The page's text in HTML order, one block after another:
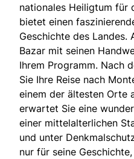
nationales Heiligtum für
bietet einen
Geschichte des
Bazar mit seinen
Ihrem Programm. Nach
Sie Ihre Reise nach
einem der ältesten Orte
erwartet Sie eine
einer mittelalterlichen
und unter
nur für seine